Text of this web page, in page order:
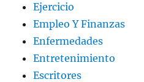
Ejercicio
Empleo Y Finanzas
Enfermedades
Entretenimiento
Escritores